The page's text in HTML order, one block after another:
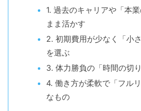
1. 過去のキャリアや「本
まま活かす
2. 初期費用が少なく「小
を選ぶ
3. 体力勝負の「時間の切
4. 働き方が柔軟で「フル
なもの